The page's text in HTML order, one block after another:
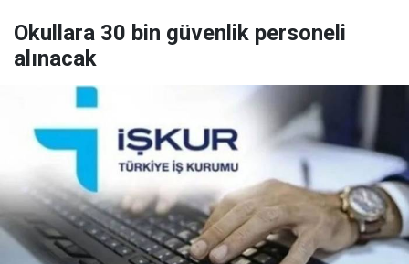
Okullara 30 bin güvenlik personeli
alınacak